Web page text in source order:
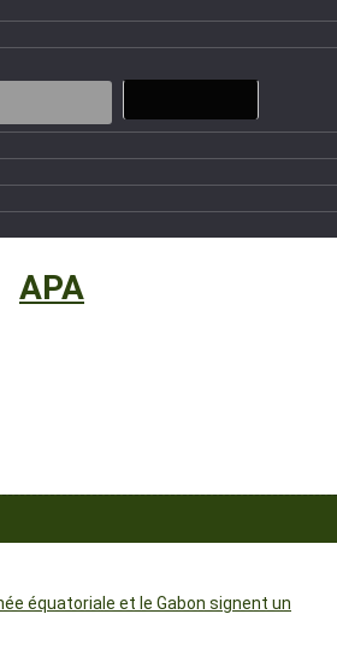
APA
équatoriale et le Gabon signent un